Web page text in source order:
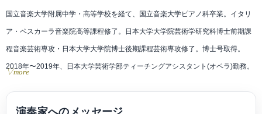
国立音楽大学附属中学・高等学校を経て、国立音楽大学ピアノ科卒業。イタリ
ア・ペスカーラ音楽院高等課程修了。日本大学大学院芸術学研究科博士前期課
程音楽芸術専攻・日本大学大学院博士後期課程芸術専攻修了。博士号取得。
2018年〜2019年、日本大学芸術学部ティーチングアシスタント(オペラ)勤務。
▽more